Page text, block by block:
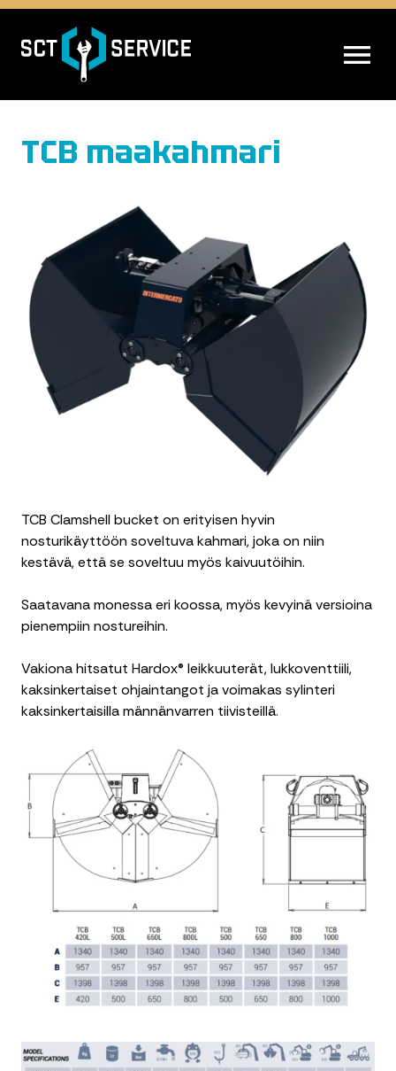
TCB maakahmari
TCB Clamshell bucket on erityisen hyvin
nosturikäyttöön soveltuva kahmari, joka on niin
kestävä, että se soveltuu myös kaivuutöihin.
Saatavana monessa eri koossa, myös kevyinä versioina
pienempiin nostureihin.
Vakiona hitsatut Hardox® leikkuuterät, lukkoventtiili,
kaksinkertaiset ohjaintangot ja voimakas sylinteri
kaksinkertaisilla männänvarren tiivisteillä.